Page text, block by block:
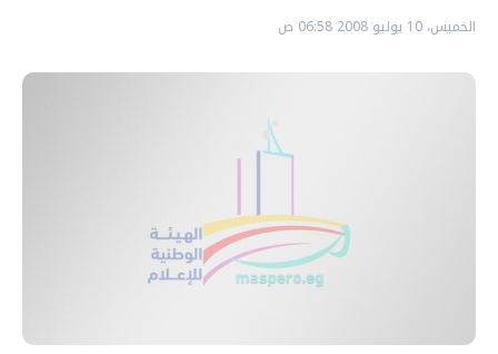
الخميس، 10 يوليو 2008 06:58 ص